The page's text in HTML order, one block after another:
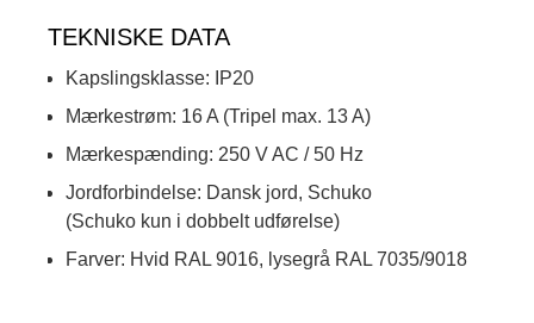
TEKNISKE DATA
Kapslingsklasse: IP20
Mærkestrøm: 16 A (Tripel max. 13 A)
Mærkespænding: 250 V AC / 50 Hz
Jordforbindelse: Dansk jord, Schuko
(Schuko kun i dobbelt udførelse)
Farver: Hvid RAL 9016, lysegrå RAL 7035/9018